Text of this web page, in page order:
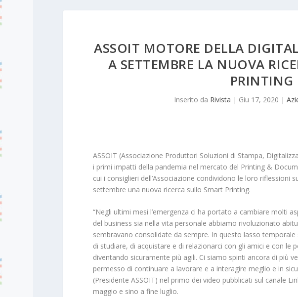
ASSOIT MOTORE DELLA
A SETTEMBRE LA NUOVA
PRINTING
Inserito da Rivista | Giu 17, 2020 |
ASSOIT (Associazione Produttori Soluzioni di Stampa,
i primi impatti della pandemia nel mercato del Printing &
cui i consiglieri dell’Associazione condividono le loro riflessioni
settembre una nuova ricerca sullo Smart Printing.
“Negli ultimi mesi l’emergenza ci ha portato a cambiare molti
del business sia nella vita personale abbiamo rivoluzionato
sembravano consolidate da sempre. In questo lasso
di studiare, di acquistare e di relazionarci con gli amici e con le
diventando sicuramente più agili. Ci siamo spinti ancora di più
permesso di continuare a lavorare e a interagire meglio e in
(Presidente ASSOIT) nel primo dei video pubblicati sul canale
maggio e sino a fine luglio.